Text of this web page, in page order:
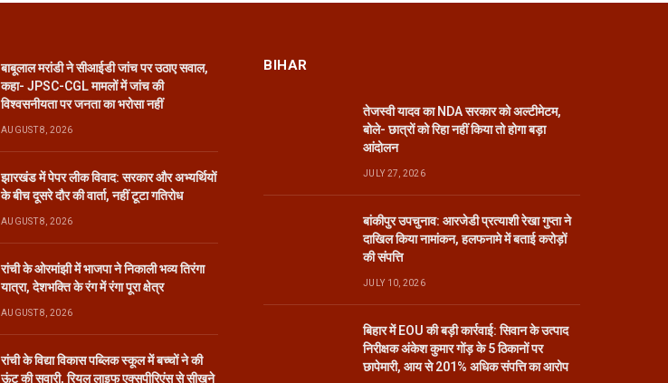
बाबूलाल मरांडी ने सीआईडी जांच पर उठाए सवाल,
कहा- JPSC-CGL मामलों में जांच की
विश्वसनीयता पर जनता का भरोसा नहीं
AUGUST 8, 2026
झारखंड में पेपर लीक विवाद: सरकार और अभ्यर्थियों
के बीच दूसरे दौर की वार्ता, नहीं टूटा गतिरोध
AUGUST 8, 2026
रांची के ओरमांझी में भाजपा ने निकाली भव्य तिरंगा
यात्रा, देशभक्ति के रंग में रंगा पूरा क्षेत्र
AUGUST 8, 2026
रांची के विद्या विकास पब्लिक स्कूल में बच्चों ने की
ऊंट की सवारी, रियल लाइफ एक्सपीरिएंस से सीखने
BIHAR
तेजस्वी यादव का NDA सरकार को अल्टीमेटम,
बोले- छात्रों को रिहा नहीं किया तो होगा बड़ा
आंदोलन
JULY 27, 2026
बांकीपुर उपचुनाव: आरजेडी प्रत्याशी रेखा गुप्ता ने
दाखिल किया नामांकन, हलफनामे में बताई करोड़ों
की संपत्ति
JULY 10, 2026
बिहार में EOU की बड़ी कार्रवाई: सिवान के उत्पाद
निरीक्षक अंकेश कुमार गोंड़ के 5 ठिकानों पर
छापेमारी, आय से 201% अधिक संपत्ति का आरोप